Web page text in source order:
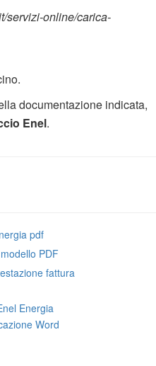
servizi-online/carica-
documentazione indicata,
Enel.
pdf
PDF
fattura
Energia
Word